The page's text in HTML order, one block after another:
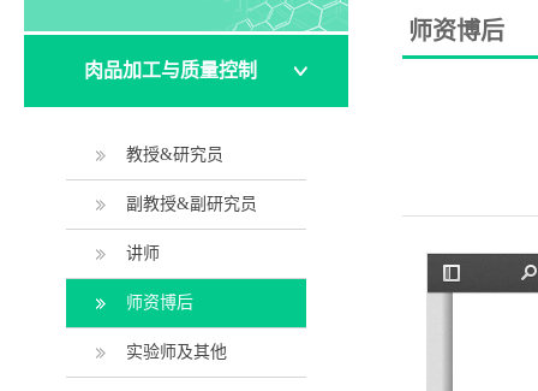
肉品加工与质量控制
教授&研究员
副教授&副研究员
讲师
师资博后
实验师及其他
师资博后